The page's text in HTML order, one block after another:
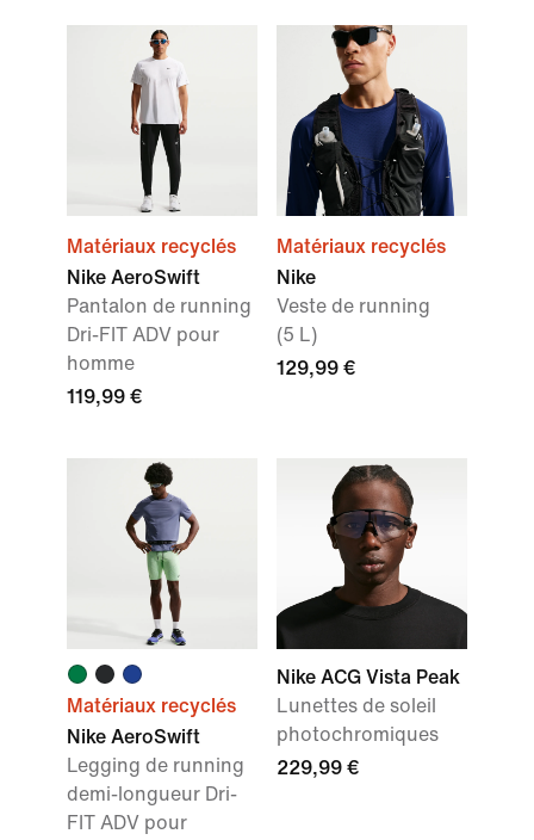
Matériaux recyclés
Nike AeroSwift
Pantalon de running
Dri-FIT ADV pour
homme
119,99 €
Matériaux recyclés
Nike
Veste de running
(5 L)
129,99 €
Matériaux recyclés
Nike AeroSwift
Legging de running
demi-longueur Dri-
FIT ADV pour
Nike ACG Vista Peak
Lunettes de soleil
photochromiques
229,99 €